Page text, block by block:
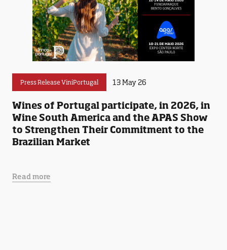
Press Release ViniPortugal 13 May 26
Wines of Portugal participate, in 2026, in
Wine South America and the APAS Show
to Strengthen Their Commitment to the
Brazilian Market
Read more